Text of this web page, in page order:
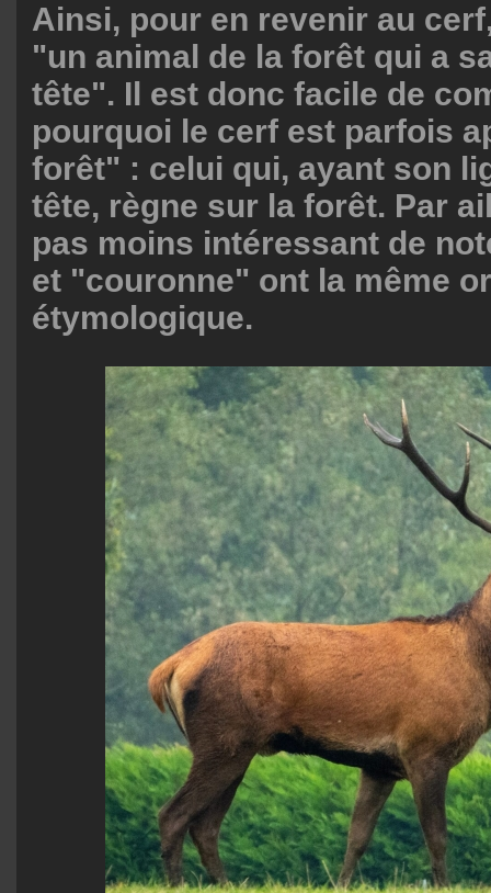
Ainsi, pour en revenir au
"un animal de la forêt qui a
tête". Il est donc facile de
pourquoi le cerf est parfois
forêt" : celui qui, ayant son
tête, règne sur la forêt. Par
pas moins intéressant de
et "couronne" ont la même
étymologique.